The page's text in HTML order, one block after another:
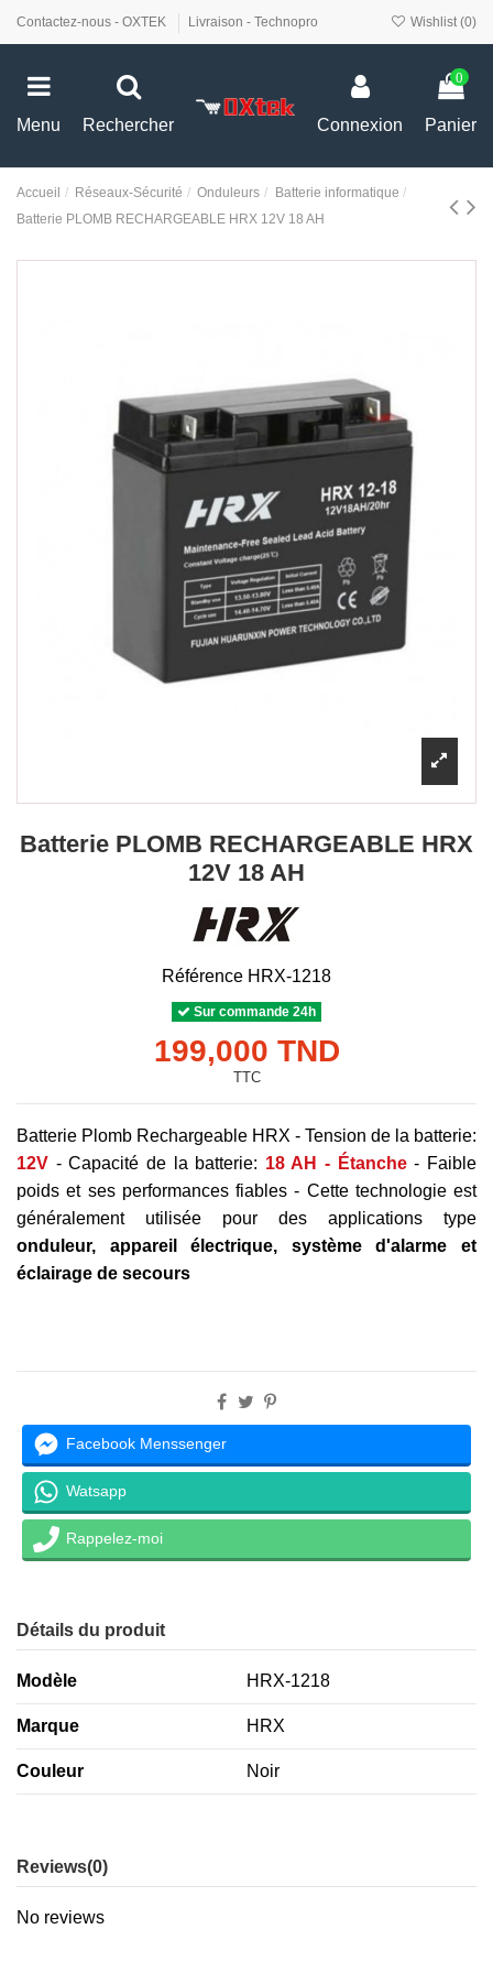
Contactez-nous - OXTEK Livraison - Technopro Wishlist (0)
Menu Rechercher Connexion
0
Panier
Accueil Réseaux-Sécurité Onduleurs
Batterie informatique
Batterie PLOMB RECHARGEABLE HRX 12V 18 AH
Batterie PLOMB RECHARGEABLE HRX
12V 18 AH
Référence HRX-1218
Sur commande 24h
199,000 TND
TTC
Batterie Plomb Rechargeable HRX - Tension de la batterie:
12V - Capacité de la batterie: 18 AH - Étanche - Faible
poids et ses performances fiables - Cette technologie est
généralement utilisée pour des applications type
onduleur, appareil électrique, système d'alarme et
éclairage de secours
Facebook Menssenger
Watsapp
Rappelez-moi
Détails du produit
Modèle HRX-1218
Marque HRX
Couleur Noir
Reviews(0)
No reviews